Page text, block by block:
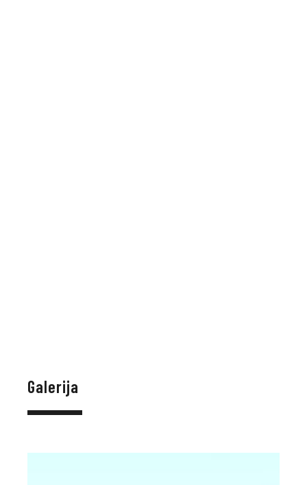
Galerija